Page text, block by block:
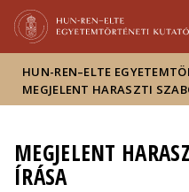
HUN-REN–ELTE
MEGJELENT HARASZTI
MEGJELENT
ÍRÁSA